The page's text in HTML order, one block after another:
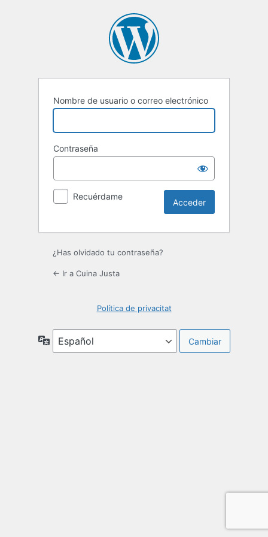
Nombre de usuario o correo electrónico
Contraseña
Recuérdame
¿Has olvidado tu contraseña?
← Ir a Cuina Justa
Política de privacitat
Idioma